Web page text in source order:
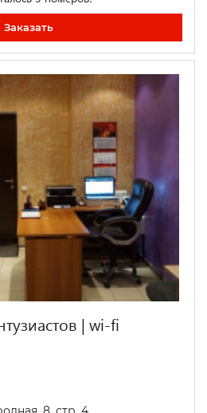
Заказать
| wi-fi